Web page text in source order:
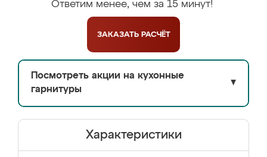
Ответим менее, чем за 15 минут!
ЗАКАЗАТЬ РАСЧЁТ
Посмотреть акции на кухонные
гарнитуры
▼
Характеристики